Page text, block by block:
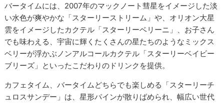
バータイムには、2007年のマックノート彗星をイメージした淡
い水色が爽やかな「スターリーストリーム」や、オリオン大星
雲をイメージしたカクテル「スターリーベリーニ」、お子さん
でも味わえる、宇宙に輝くたくさんの星たちのようなミックス
ベリーが浮かぶノンアルコールカクテル「スターリーベイビー
ブリーズ」といったこだわりのドリンクを提供。
カフェタイム、バータイムどちらでも楽しめる「スターリーチ
ュロスサンデー」は、星形パインが散りばめられ、幅広い世代